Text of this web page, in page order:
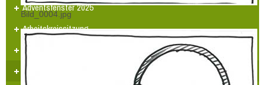
Bild_0004.jpg
Adventsfenster 2025
Arbeitskreissitzung
Veranstaltungskalender
Jugendarbeit